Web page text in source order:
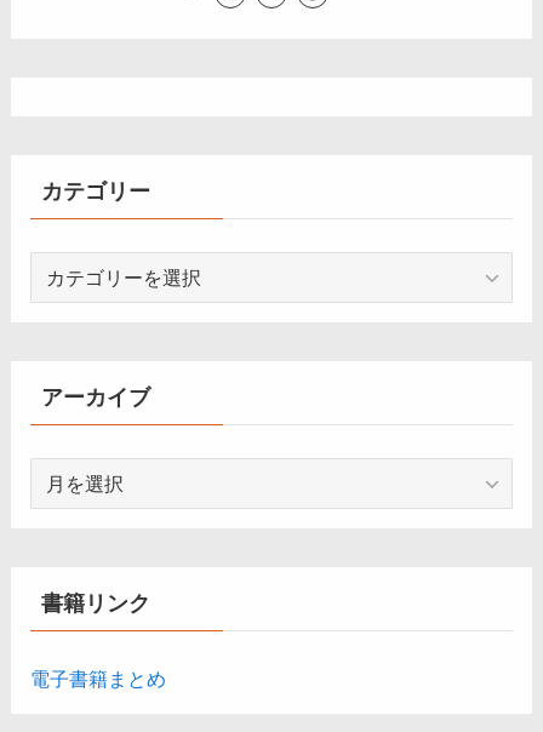
カテゴリー
ーアーカイブ
ブ
書籍リンク
電子書籍まとめ